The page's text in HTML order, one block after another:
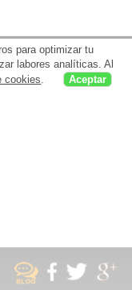
para optimizar tu
labores analíticas. Al
cookies. Aceptar